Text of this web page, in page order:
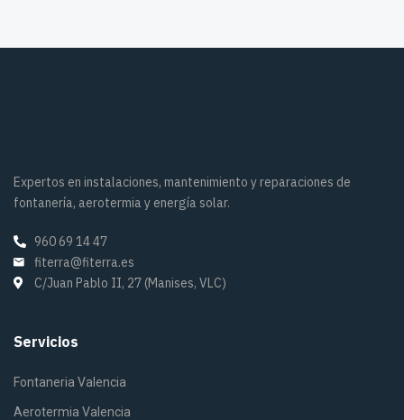
Expertos en instalaciones, mantenimiento y reparaciones de
fontanería, aerotermia y energía solar.
960 69 14 47
fiterra@fiterra.es
C/Juan Pablo II, 27 (Manises, VLC)
Servicios
Fontaneria Valencia
Aerotermia Valencia